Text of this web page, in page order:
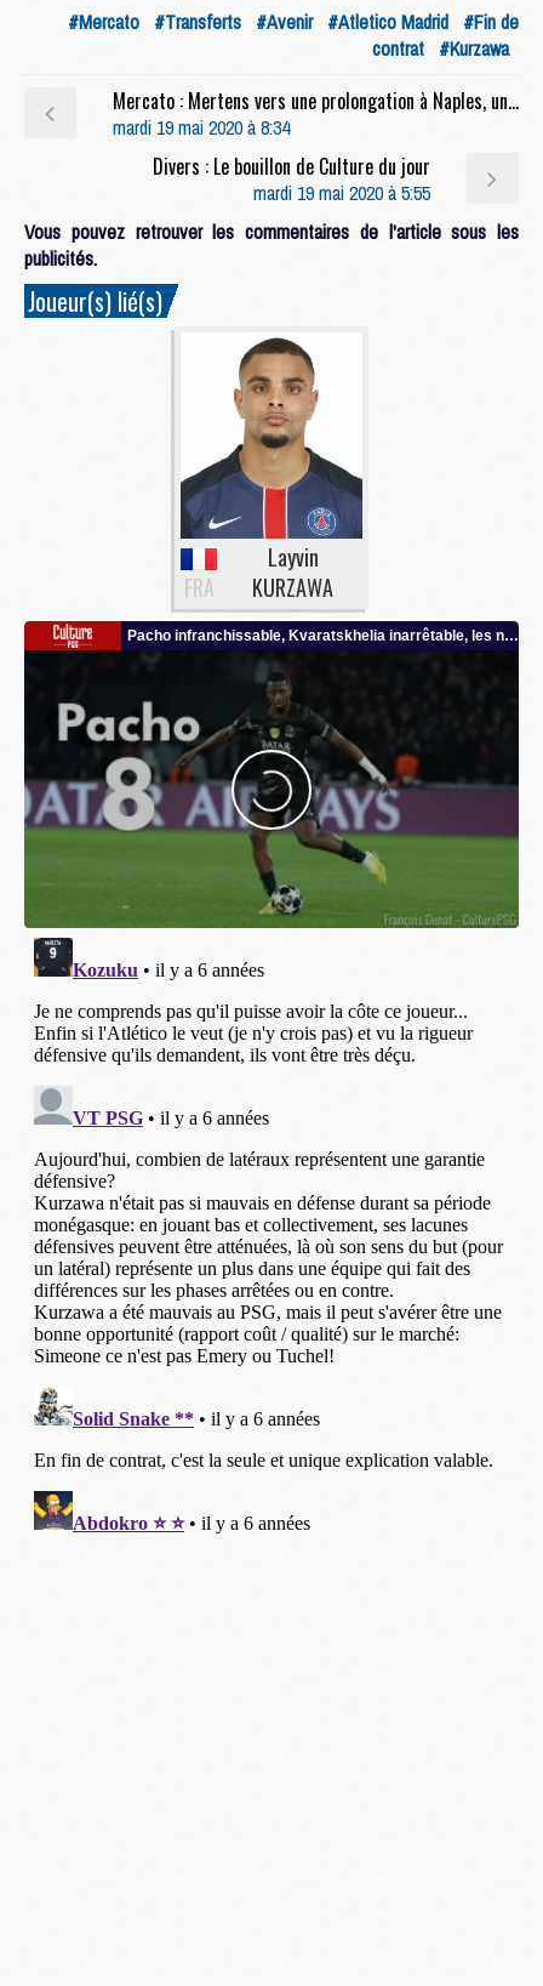
#Mercato #Transferts #Avenir #Atletico Madrid #Fin de
contrat #Kurzawa
Mercato : Mertens vers une prolongation à Naples, une piste à oublier pour le PSG
mardi 19 mai 2020 à 8:34
Divers : Le bouillon de Culture du jour
mardi 19 mai 2020 à 5:55
Vous pouvez retrouver les commentaires de l'article sous les
publicités.
Joueur(s) lié(s)
FRA
Layvin
KURZAWA